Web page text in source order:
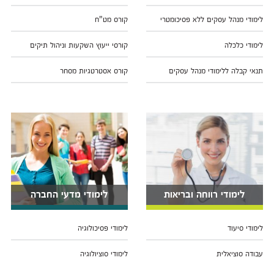
לימודי מנהל עסקים ללא פסיכומטרי
לימודי כלכלה
תנאי קבלה ללימודי מנהל עסקים
קורס מט"ח
קורסי ייעוץ השקעות וניהול תיקים
קורס אסטרטגיות מסחר
לימודי רווחה ובריאות
לימודי סיעוד
עבודה סוציאלית
לימודי מדעי החברה
לימודי פסיכולוגיה
לימודי סוציולוגיה